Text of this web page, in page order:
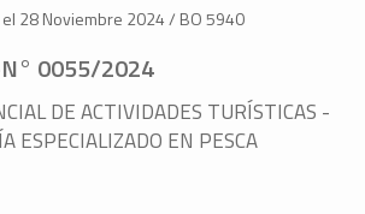
28 Noviembre 2024 / BO 5940
N° 0055/2024
DE ACTIVIDADES TURÍSTICAS -
ESPECIALIZADO EN PESCA